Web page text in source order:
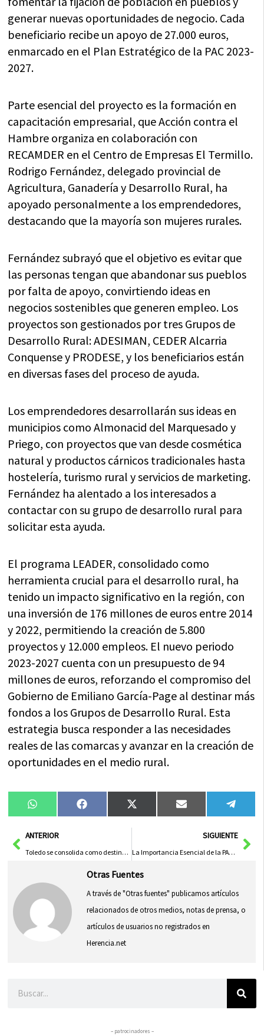
generar nuevas oportunidades de negocio. Cada
beneficiario recibe un apoyo de 27.000 euros,
enmarcado en el Plan Estratégico de la PAC 2023-
2027.
Parte esencial del proyecto es la formación en
capacitación empresarial, que Acción contra el
Hambre organiza en colaboración con
RECAMDER en el Centro de Empresas El Termillo.
Rodrigo Fernández, delegado provincial de
Agricultura, Ganadería y Desarrollo Rural, ha
apoyado personalmente a los emprendedores,
destacando que la mayoría son mujeres rurales.
Fernández subrayó que el objetivo es evitar que
las personas tengan que abandonar sus pueblos
por falta de apoyo, convirtiendo ideas en
negocios sostenibles que generen empleo. Los
proyectos son gestionados por tres Grupos de
Desarrollo Rural: ADESIMAN, CEDER Alcarria
Conquense y PRODESE, y los beneficiarios están
en diversas fases del proceso de ayuda.
Los emprendedores desarrollarán sus ideas en
municipios como Almonacid del Marquesado y
Priego, con proyectos que van desde cosmética
natural y productos cárnicos tradicionales hasta
hostelería, turismo rural y servicios de marketing.
Fernández ha alentado a los interesados a
contactar con su grupo de desarrollo rural para
solicitar esta ayuda.
El programa LEADER, consolidado como
herramienta crucial para el desarrollo rural, ha
tenido un impacto significativo en la región, con
una inversión de 176 millones de euros entre 2014
y 2022, permitiendo la creación de 5.800
proyectos y 12.000 empleos. El nuevo periodo
2023-2027 cuenta con un presupuesto de 94
millones de euros, reforzando el compromiso del
Gobierno de Emiliano García-Page al destinar más
fondos a los Grupos de Desarrollo Rural. Esta
estrategia busca responder a las necesidades
reales de las comarcas y avanzar en la creación de
oportunidades en el medio rural.
Compartir
en
WhatsAppCompartir
en
FacebookCompartir
en
X
(Twitter)
Compartir
en
Email
en
AntANTERIOR
Toledo se consolida como destino rural con récord de pernoctaciones en 2025 según el gobierno regional
SIGUIENTE
La Importancia Esencial de la PAC para Mujeres Rurales: El Gobierno Regional Exige No Recortes en Europa
Otras Fuentes
A través de "Otras fuentes" publicamos artículos
relacionados de otros medios, notas de prensa, o
artículos de usuarios no registrados en
Herencia.net
– patrocinadores –